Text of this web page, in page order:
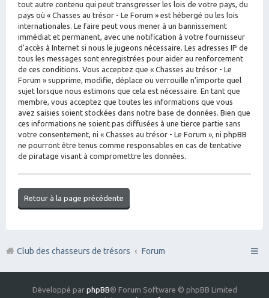
tout autre contenu qui peut transgresser les lois de votre pays, du
pays où « Chasses au trésor - Le Forum » est hébergé ou les lois
internationales. Le faire peut vous mener à un bannissement
immédiat et permanent, avec une notification à votre fournisseur
d’accès à Internet si nous le jugeons nécessaire. Les adresses IP de
tous les messages sont enregistrées pour aider au renforcement
de ces conditions. Vous acceptez que « Chasses au trésor - Le
Forum » supprime, modifie, déplace ou verrouille n’importe quel
sujet lorsque nous estimons que cela est nécessaire. En tant que
membre, vous acceptez que toutes les informations que vous
avez saisies soient stockées dans notre base de données. Bien que
ces informations ne soient pas diffusées à une tierce partie sans
votre consentement, ni « Chasses au trésor - Le Forum », ni phpBB
ne pourront être tenus comme responsables en cas de tentative
de piratage visant à compromettre les données.
Retour à la page précédente
Club des chasseurs de trésors Forum
Développé par phpBB® Forum Software © phpBB Limited